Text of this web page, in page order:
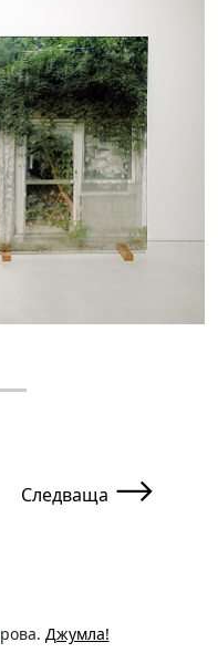
IIСледваща статия:
Следваща ⟶
Джумла!